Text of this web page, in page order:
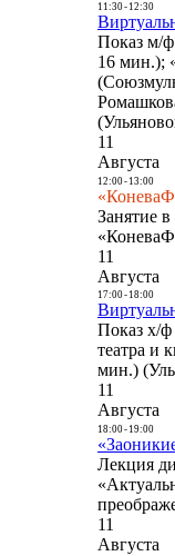
11:30- 12:30
Показ м/
16 мин.);
11
Августа
12:00- 13:00
Занятие
11
Августа
17:00- 18:00
Показ х/
театра и
мин.)
11
Августа
18:00- 19:00
Лекция
11
Августа